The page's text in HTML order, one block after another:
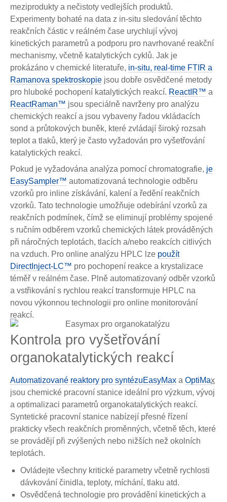
meziprodukty a nečistoty vedlejších produktů.
Experimenty bohaté na data z in-situ sledování těchto
reakčních částic v reálném čase urychlují vývoj
kinetických parametrů a podporu pro navrhované reakční
mechanismy, včetně katalytických cyklů. Jak je
prokázáno v chemické literatuře, in-situ, real-time FTIR a
Ramanova spektroskopie jsou dobře osvědčené metody
pro hluboké pochopení katalytických reakcí. ReactIR™ a
ReactRaman™ jsou speciálně navrženy pro analýzu
chemických reakcí a jsou vybaveny řadou vkládacích
sond a průtokových buněk, které zvládají široký rozsah
teplot a tlaků, který je často vyžadován pro vyšetřování
katalytických reakcí.
Pokud je vyžadována analýza pomocí chromatografie, je
EasySampler™ automatizovaná technologie odběru
vzorků pro inline získávání, kalení a ředění reakčních
vzorků. Tato technologie umožňuje odebírání vzorků za
reakčních podmínek, čímž se eliminují problémy spojené
s ručním odběrem vzorků chemických látek prováděných
při náročných teplotách, tlacích a/nebo reakcích citlivých
na vzduch. Pro online analýzu HPLC lze použít
DirectInject-LC™ pro pochopení reakce a krystalizace
téměř v reálném čase. Plně automatizovaný odběr vzorků
a vstřikování s rychlou reakcí transformuje HPLC na
novou výkonnou technologii pro online monitorování
reakcí.
Kontrola pro vyšetřování
organokatalytických reakcí
Automatizované reaktory pro syntézuEasyMax a OptiMax
jsou chemické pracovní stanice ideální pro výzkum, vývoj
a optimalizaci parametrů organokatalytických reakcí.
Syntetické pracovní stanice nabízejí přesné řízení
prakticky všech reakčních proměnných, včetně těch, které
se provádějí při zvýšených nebo nižších než okolních
teplotách.
Ovládejte všechny kritické parametry včetně rychlosti
dávkování činidla, teploty, míchání, tlaku atd.
Osvědčená technologie pro provádění kinetických a